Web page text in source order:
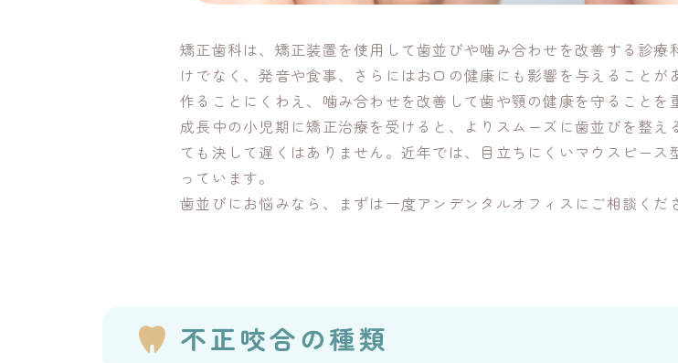
矯正歯科は、矯正装置を使用して歯並びや噛み合わせを改善する診
けでなく、発音や食事、さらにはお口の健康にも影響を与えること
作ることにくわえ、噛み合わせを改善して歯や顎の健康を守ることを
成長中の小児期に矯正治療を受けると、よりスムーズに歯並びを整
ても決して遅くはありません。近年では、目立ちにくいマウスピー
っています。
歯並びにお悩みなら、まずは一度アンデンタルオフィスにご相談くだ
不正咬合の種類